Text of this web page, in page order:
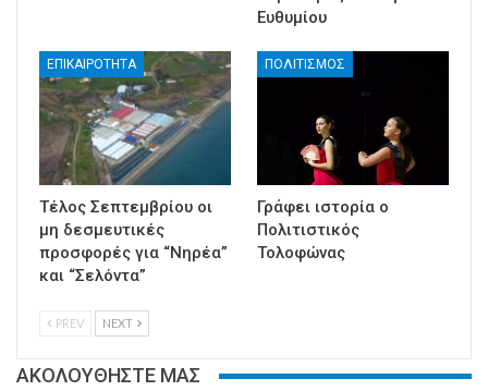
Ευθυμίου
ΕΠΙΚΑΙΡΟΤΗΤΑ
Τέλος Σεπτεμβρίου οι
μη δεσμευτικές
προσφορές για “Νηρέα”
και “Σελόντα”
ΠΟΛΙΤΙΣΜΟΣ
Γράφει ιστορία ο
Πολιτιστικός
Τολοφώνας
PREV NEXT
ΑΚΟΛΟΥΘΗΣΤΕ ΜΑΣ